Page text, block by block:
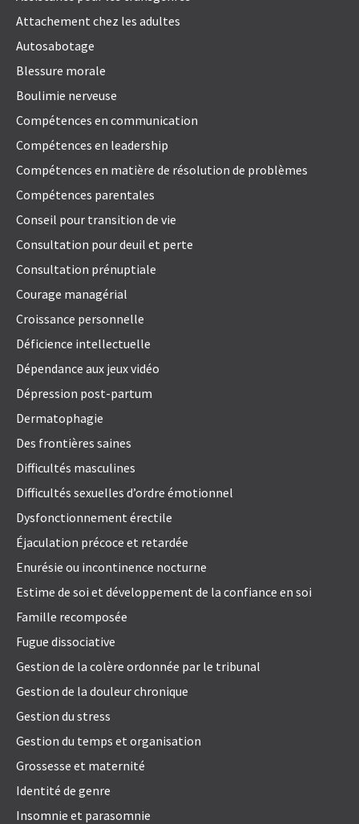
Attachement chez les adultes
Autosabotage
Blessure morale
Boulimie nerveuse
Compétences en communication
Compétences en leadership
Compétences en matière de résolution de problèmes
Compétences parentales
Conseil pour transition de vie
Consultation pour deuil et perte
Consultation prénuptiale
Courage managérial
Croissance personnelle
Déficience intellectuelle
Dépendance aux jeux vidéo
Dépression post-partum
Dermatophagie
Des frontières saines
Difficultés masculines
Difficultés sexuelles d’ordre émotionnel
Dysfonctionnement érectile
Éjaculation précoce et retardée
Enurésie ou incontinence nocturne
Estime de soi et développement de la confiance en soi
Famille recomposée
Fugue dissociative
Gestion de la colère ordonnée par le tribunal
Gestion de la douleur chronique
Gestion du stress
Gestion du temps et organisation
Grossesse et maternité
Identité de genre
Insomnie et parasomnie